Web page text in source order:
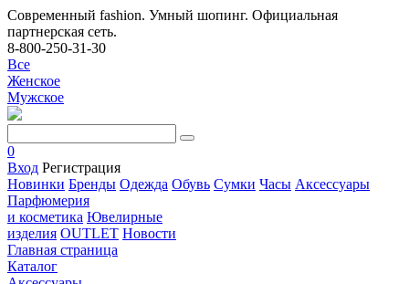
Современный fashion. Умный шопинг. Официальная
партнерская сеть.
8-800-250-31-30
Все
Женское
Мужское
0
Вход Регистрация
Новинки Бренды Одежда Обувь Сумки Часы Аксессуары
Парфюмерия
и косметика Ювелирные
изделия OUTLET Новости
Главная страница
Каталог